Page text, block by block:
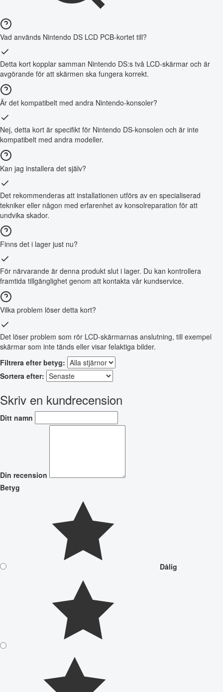
Vad används Nintendo DS LCD PCB-kortet till?
Detta kort kopplar samman Nintendo DS:s två LCD-skärmar och är
avgörande för att skärmen ska fungera korrekt.
Är det kompatibelt med andra Nintendo-konsoler?
Nej, detta kort är specifikt för Nintendo DS-konsolen och är inte
kompatibelt med andra modeller.
Kan jag installera det själv?
Det rekommenderas att installationen utförs av en specialiserad
tekniker eller någon med erfarenhet av konsolreparation för att
undvika skador.
Finns det i lager just nu?
För närvarande är denna produkt slut i lager. Du kan kontrollera
framtida tillgänglighet genom att kontakta vår kundservice.
Vilka problem löser detta kort?
Det löser problem som rör LCD-skärmarnas anslutning, till exempel
skärmar som inte tänds eller visar felaktiga bilder.
Filtrera efter betyg:
Sortera efter:
Skriv en kundrecension
Ditt namn
Din recension
Betyg
Dålig